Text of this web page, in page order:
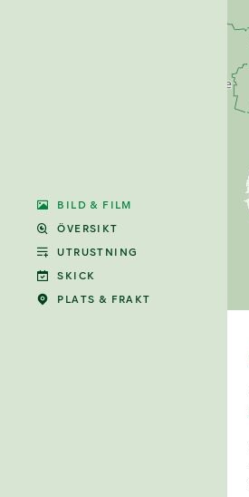
BILD & FILM
ÖVERSIKT
UTRUSTNING
SKICK
PLATS & FRAKT